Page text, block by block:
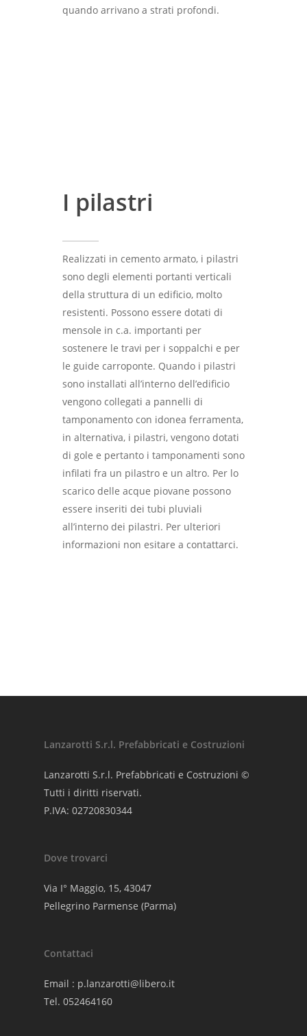
quando arrivano a strati profondi.
I pilastri
Realizzati in cemento armato, i pilastri
sono degli elementi portanti verticali
della struttura di un edificio, molto
resistenti. Possono essere dotati di
mensole in c.a. importanti per
sostenere le travi per i soppalchi e per
le guide carroponte. Quando i pilastri
sono installati all’interno dell’edificio
vengono collegati a pannelli di
tamponamento con idonea ferramenta,
in alternativa, i pilastri, vengono dotati
di gole e pertanto i tamponamenti sono
infilati fra un pilastro e un altro. Per lo
scarico delle acque piovane possono
essere inseriti dei tubi pluviali
all’interno dei pilastri. Per ulteriori
informazioni non esitare a contattarci.
Lanzarotti S.r.l. Prefabbricati e Costruzioni
Lanzarotti S.r.l. Prefabbricati e Costruzioni ©
Tutti i diritti riservati.
P.IVA: 02720830344
Dove trovarci
Via I° Maggio, 15, 43047
Pellegrino Parmense (Parma)
Contattaci
Email : p.lanzarotti@libero.it
Tel. 052464160